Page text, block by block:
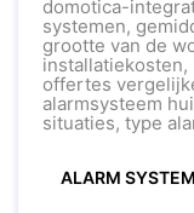
domotica-
systemen,
grootte van de
installatiekosten,
offertes
alarmsysteem
situaties, type
ALARM SYSTEM